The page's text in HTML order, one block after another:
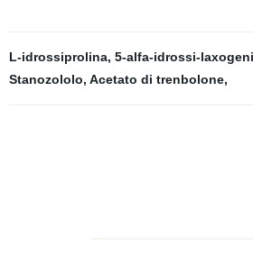
L-idrossiprolina, 5-alfa-idrossi-
Stanozololo, Acetato di trenbolone,